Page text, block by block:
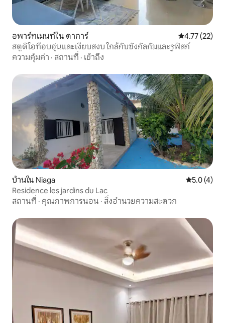
อพาร์ทเมนท์ใน ดาการ์ คะแนนเฉลี่ย
4.77 (22)
สตูดิโอที่อบอุ่นและเงียบสงบ ใกล้กับซังกัลกัมและรูฟิสก์
ความคุ้มค่า · สถานที่ · เข้าถึง
บ้านใน Niaga คะแนนเฉลี่
5.0 (4)
Residence les jardins du Lac
สถานที่ · คุณภาพการนอน · สิ่งอำนวยความสะดวก